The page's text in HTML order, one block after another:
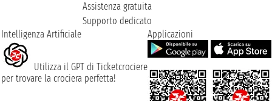
Assistenza gratuita
Supporto dedicato
Intelligenza Artificiale
Utilizza il GPT di Ticketcrociere
per trovare la crociera perfetta!
Applicazioni